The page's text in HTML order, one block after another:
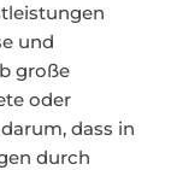
und
große
oder
dass in
durch